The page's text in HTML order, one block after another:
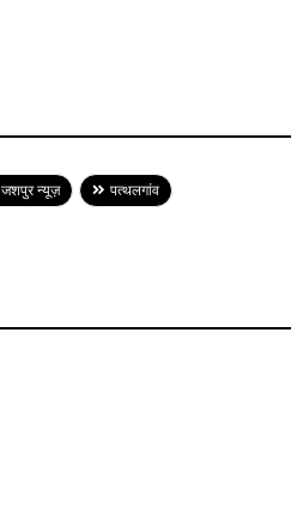
जशपुर न्यूज़ पत्थलगांव